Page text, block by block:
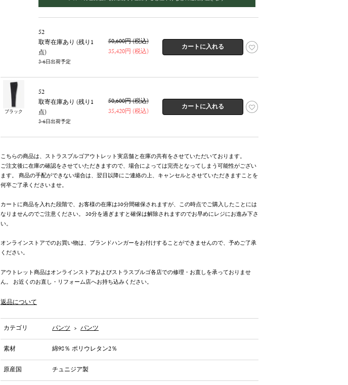
52
取寄在庫あり (残り1
点)
3-6日出荷予定
50,600円 (税込)
35,420円 (税込)
ブラック
52
取寄在庫あり (残り1
点)
3-6日出荷予定
50,600円 (税込)
35,420円 (税込)
こちらの商品は、ストラスブルゴアウトレット実店舗と在庫の共有をさせていただいております。
ご注文後に在庫の確認をさせていただきますので、場合によっては完売となってしまう可能性がござい
ます。 商品の手配ができない場合は、翌日以降にご連絡の上、キャンセルとさせていただきますことを
何卒ご了承くださいませ。
カートに商品を入れた段階で、お客様の在庫は30分間確保されますが、この時点でご購入したことには
なりませんのでご注意ください。 30分を過ぎますと確保は解除されますのでお早めにレジにお進み下さ
い。
オンラインストアでのお買い物は、ブランドハンガーをお付けすることができませんので、予めご了承
ください。
アウトレット商品はオンラインストアおよびストラスブルゴ各店での修理・お直しを承っておりませ
ん。 お近くのお直し・リフォーム店へお持ち込みください。
返品について
カテゴリ パンツ > パンツ
素材 綿98％ ポリウレタン2％
原産国 チュニジア製